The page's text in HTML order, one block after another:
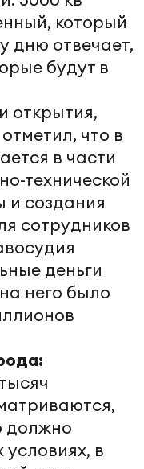
который
дню отвечает,
будут в
открытия,
что в
в части
технической
и создания
сотрудников
деньги
него было
должно
в